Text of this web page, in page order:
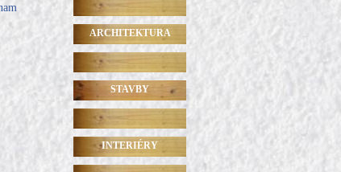
ARCHITEKTURA
STAVBY
INTERIÉRY